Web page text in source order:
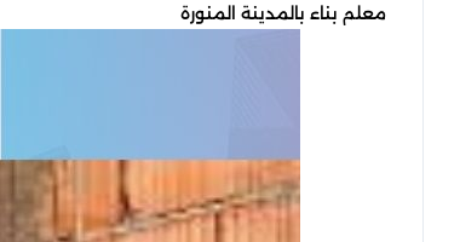
معلم بناء بالمدينة المنورة